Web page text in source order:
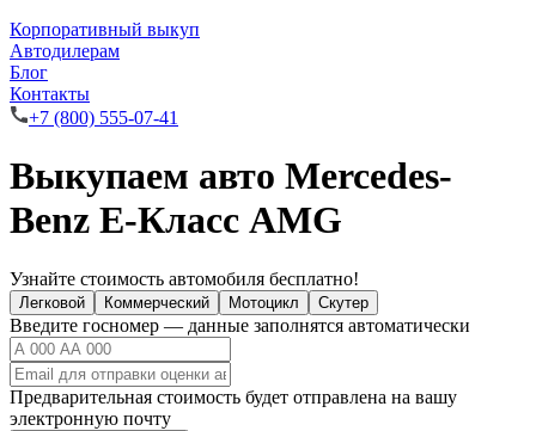
Корпоративный выкуп
Автодилерам
Блог
Контакты
+7 (800) 555-07-41
Выкупаем авто Mercedes-
Benz E-Класс AMG
Узнайте стоимость автомобиля бесплатно!
Легковой Коммерческий Мотоцикл Скутер
Введите госномер — данные заполнятся автоматически
Предварительная стоимость будет отправлена на вашу
электронную почту